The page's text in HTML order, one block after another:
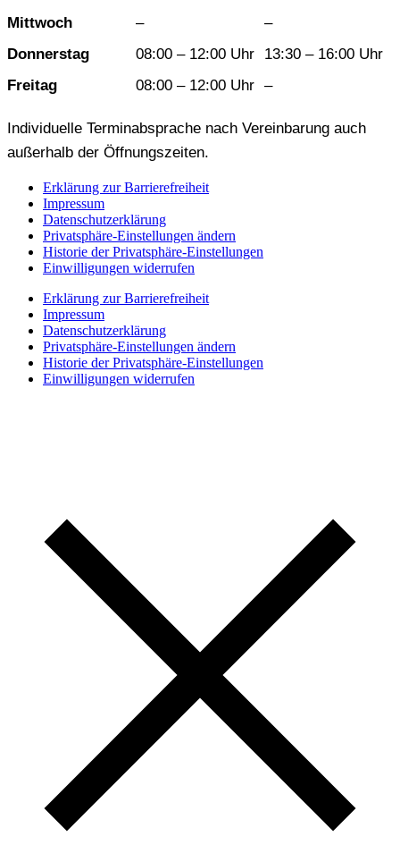
Mittwoch –
–
Donnerstag
08:00 – 12:00 Uhr
13:30 – 16:00 Uhr
Freitag
08:00 – 12:00 Uhr –
Individuelle Terminabsprache nach Vereinbarung auch
außerhalb der Öffnungszeiten.
Erklärung zur Barrierefreiheit
Impressum
Datenschutzerklärung
Privatsphäre-Einstellungen ändern
Historie der Privatsphäre-Einstellungen
Einwilligungen widerrufen
Erklärung zur Barrierefreiheit
Impressum
Datenschutzerklärung
Privatsphäre-Einstellungen ändern
Historie der Privatsphäre-Einstellungen
Einwilligungen widerrufen